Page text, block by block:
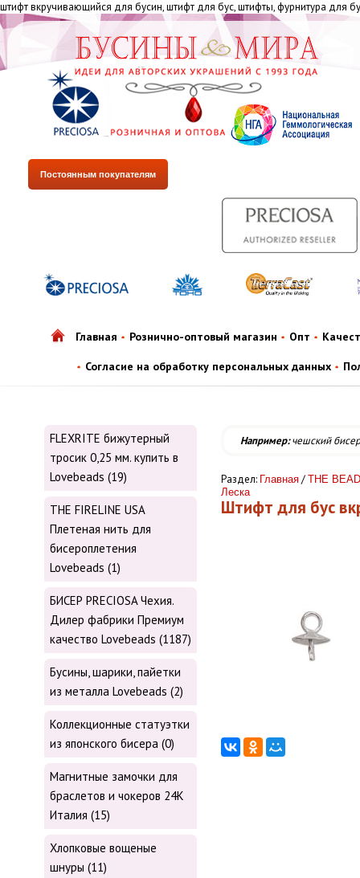
штифт вкручивающийся для бусин, штифт для бус, штифты, фурнитура для
Постоянным покупателям
Главная Рознично-оптовый магазин Опт
Согласие на обработку персональных данных
FLEXRITE бижутерный
тросик 0,25 мм. купить в
Lovebeads (19)
THE FIRELINE USA
Плетеная нить для
бисероплетения
Lovebeads (1)
БИСЕР PRECIOSA Чехия.
Дилер фабрики Премиум
качество Lovebeads (1187)
Бусины, шарики, пайетки
из металла Lovebeads (2)
Коллекционные статуэтки
из японского бисера (0)
Магнитные замочки для
браслетов и чокеров 24К
Италия (15)
Хлопковые вощеные
шнуры (11)
Например:чешский бисер
Раздел: Главная / THE
Леска
Штифт для бус